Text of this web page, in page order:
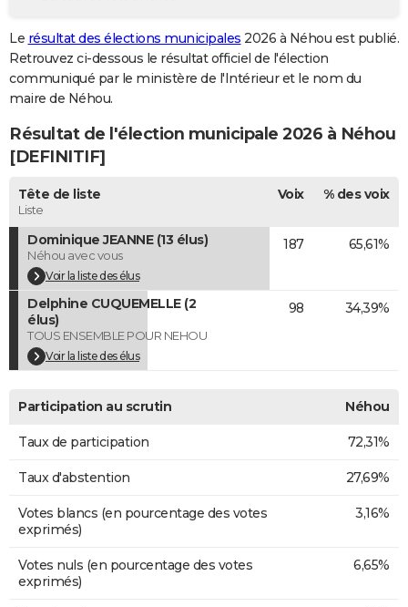
GUIDES D'ACHAT
BONS PLANS
CARTE DE VOEUX
Carte de Noël
Carte Bonne année
Carte Saint-Valentin
Carte Pâques
Carte d'anniversaire
DICTIONNAIRE
Dictionnaire
Biographies
Citations
Expressions
Proverbes
PROGRAMME TV
COPAINS D'AVANT
S'inscrire
Se connecter
Lycées
Collèges
Primaires
Universités
Entreprises
Service militaire
Avis de recherche
AVIS DE DÉCÈS
FORUM
Bricolage
Lifestyle
Culture
Sport
Auto
Television
Voyage
Cinema
Le résultat des élections municipales 2026 à Néhou est publié.
Retrouvez ci-dessous le résultat officiel de l'élection
communiqué par le ministère de l'Intérieur et le nom du
maire de Néhou.
Résultat de l'élection municipale 2026 à Néhou
[DEFINITIF]
Tête de liste
Liste
Voix % des voix
Dominique JEANNE (13 élus)
Néhou avec vous
Voir la liste des élus
187 65,61%
Delphine CUQUEMELLE (2
élus)
TOUS ENSEMBLE POUR NEHOU
Voir la liste des élus
98 34,39%
Participation au scrutin Néhou
Taux de participation 72,31%
Taux d'abstention 27,69%
Votes blancs (en pourcentage des votes
exprimés)
3,16%
Votes nuls (en pourcentage des votes
exprimés)
6,65%